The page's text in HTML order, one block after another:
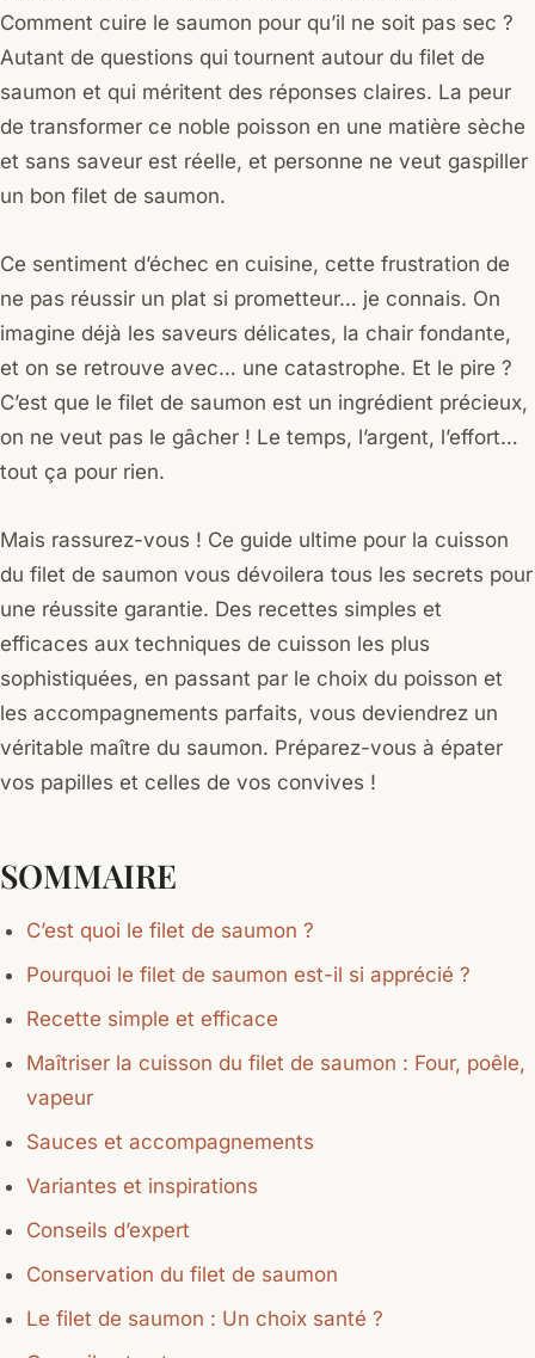
Comment cuire le saumon pour qu’il ne soit pas sec ?
Autant de questions qui tournent autour du filet de
saumon et qui méritent des réponses claires. La peur
de transformer ce noble poisson en une matière sèche
et sans saveur est réelle, et personne ne veut gaspiller
un bon filet de saumon.
Ce sentiment d’échec en cuisine, cette frustration de
ne pas réussir un plat si prometteur… je connais. On
imagine déjà les saveurs délicates, la chair fondante,
et on se retrouve avec… une catastrophe. Et le pire ?
C’est que le filet de saumon est un ingrédient précieux,
on ne veut pas le gâcher ! Le temps, l’argent, l’effort…
tout ça pour rien.
Mais rassurez-vous ! Ce guide ultime pour la cuisson
du filet de saumon vous dévoilera tous les secrets pour
une réussite garantie. Des recettes simples et
efficaces aux techniques de cuisson les plus
sophistiquées, en passant par le choix du poisson et
les accompagnements parfaits, vous deviendrez un
véritable maître du saumon. Préparez-vous à épater
vos papilles et celles de vos convives !
SOMMAIRE
C’est quoi le filet de saumon ?
Pourquoi le filet de saumon est-il si apprécié ?
Recette simple et efficace
Maîtriser la cuisson du filet de saumon : Four, poêle,
vapeur
Sauces et accompagnements
Variantes et inspirations
Conseils d’expert
Conservation du filet de saumon
Le filet de saumon : Un choix santé ?